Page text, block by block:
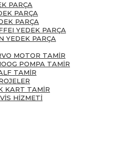
PARÇA
PARÇA
PARÇA
YEDEK PARÇA
YEDEK PARÇA
MOTOR TAMİR
POMPA TAMİR
TAMİR
KART TAMİR
HİZMETİ